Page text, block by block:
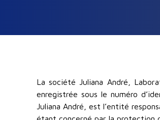
La société Juliana André,
enregistrée sous le numéro
Juliana André, est l’entité